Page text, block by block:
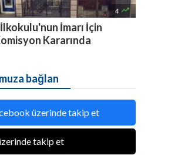
4 
İmarı İçin
Kararında
bağlan
üzerinde takip et
takip et